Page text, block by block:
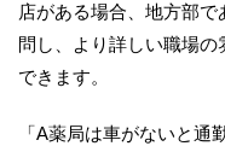
店がある場合、地方部
問し、より詳しい職場
できます。
「A薬局は車がないと